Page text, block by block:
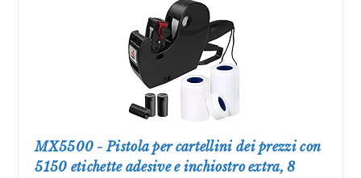
MX5500 - Pistola per cartellini dei prezzi con
5150 etichette adesive e inchiostro extra, 8